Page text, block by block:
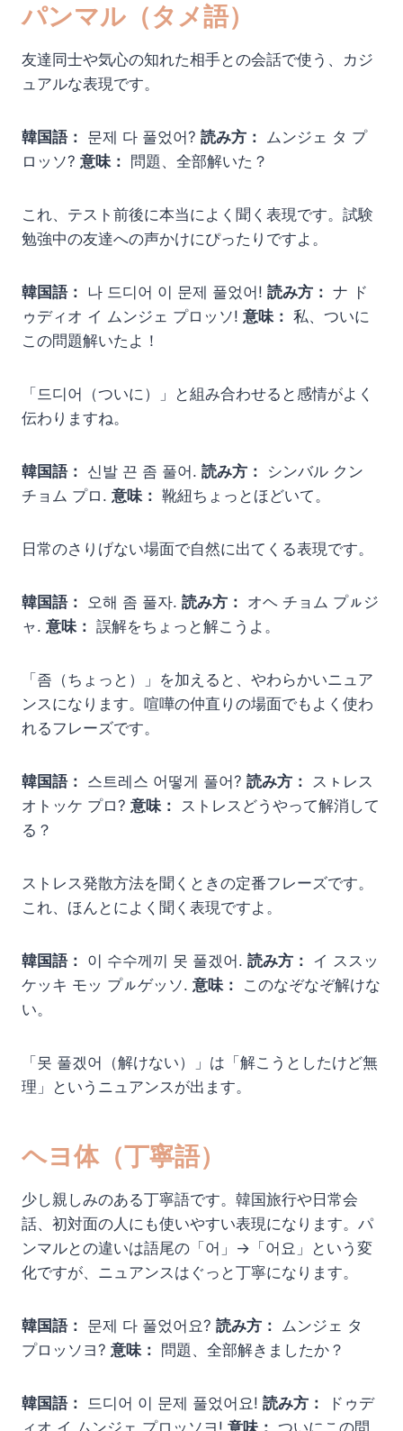
パンマル（タメ語）
友達同士や気心の知れた相手との会話で使う、カジ
ュアルな表現です。
韓国語： 문제 다 풀었어? 読み方： ムンジェ タ プ
ロッソ? 意味： 問題、全部解いた？
これ、テスト前後に本当によく聞く表現です。試験
勉強中の友達への声かけにぴったりですよ。
韓国語： 나 드디어 이 문제 풀었어! 読み方： ナ ド
ゥディオ イ ムンジェ プロッソ! 意味： 私、ついに
この問題解いたよ！
「드디어（ついに）」と組み合わせると感情がよく
伝わりますね。
韓国語： 신발 끈 좀 풀어. 読み方：
シンバル クン
チョム プロ. 意味： 靴紐ちょっとほどいて。
日常のさりげない場面で自然に出てくる表現です。
韓国語： 오해 좀 풀자. 読み方： オヘ チョム プㇽジ
ャ. 意味： 誤解をちょっと解こうよ。
「좀（ちょっと）」を加えると、やわらかいニュア
ンスになります。喧嘩の仲直りの場面でもよく使わ
れるフレーズです。
韓国語： 스트레스 어떻게 풀어? 読み方： スㇳレス
オトッケ プロ? 意味： ストレスどうやって解消して
る？
ストレス発散方法を聞くときの定番フレーズです。
これ、ほんとによく聞く表現ですよ。
韓国語： 이 수수께끼 못 풀겠어. 読み方： イ ススッ
ケッキ モッ プㇽゲッソ. 意味：
このなぞなぞ解けな
い。
「못 풀겠어（解けない）」は「解こうとしたけど無
理」というニュアンスが出ます。
ヘヨ体（丁寧語）
少し親しみのある丁寧語です。韓国旅行や日常会
話、初対面の人にも使いやすい表現になります。パ
ンマルとの違いは語尾の「어」→「어요」という変
化ですが、ニュアンスはぐっと丁寧になります。
韓国語： 문제 다 풀었어요? 読み方： ムンジェ タ
プロッソヨ? 意味： 問題、全部解きましたか？
韓国語： 드디어 이 문제 풀었어요! 読み方：
ドゥデ